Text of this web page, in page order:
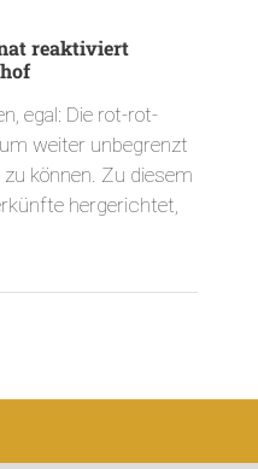
reaktiviert
egal: Die rot-rot-
weiter unbegrenzt
können. Zu diesem
hergerichtet,